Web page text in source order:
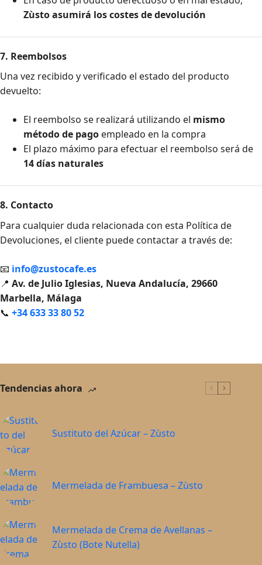
Zùsto asumirá los costes de devolución
7. Reembolsos
Una vez recibido y verificado el estado del producto
devuelto:
El reembolso se realizará utilizando el mismo
método de pago empleado en la compra
El plazo máximo para efectuar el reembolso será de
14 días naturales
8. Contacto
Para cualquier duda relacionada con esta Política de
Devoluciones, el cliente puede contactar a través de:
📧 info@zustocafe.es
📍 Av. de Julio Iglesias, Nueva Andalucía, 29660
Marbella, Málaga
📞 +34 633 33 80 52
Tendencias ahora
Sustituto del Azúcar – Zùsto
Mermelada de Frambuesa – Zùsto
Mermelada de Crema de Avellanas –
Zùsto (Bote Nutella)